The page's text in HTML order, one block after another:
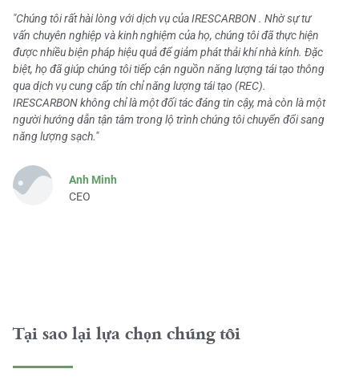
"Chúng tôi rất hài lòng với dịch vụ của IRESCARBON . Nhờ sự tư
vấn chuyên nghiệp và kinh nghiệm của họ, chúng tôi đã thực hiện
được nhiều biện pháp hiệu quả để giảm phát thải khí nhà kính. Đặc
biệt, họ đã giúp chúng tôi tiếp cận nguồn năng lượng tái tạo thông
qua dịch vụ cung cấp tín chỉ năng lượng tái tạo (REC).
IRESCARBON không chỉ là một đối tác đáng tin cậy, mà còn là một
người hướng dẫn tận tâm trong lộ trình chúng tôi chuyển đổi sang
năng lượng sạch."
Anh Minh
CEO
Tại sao lại lựa chọn chúng tôi